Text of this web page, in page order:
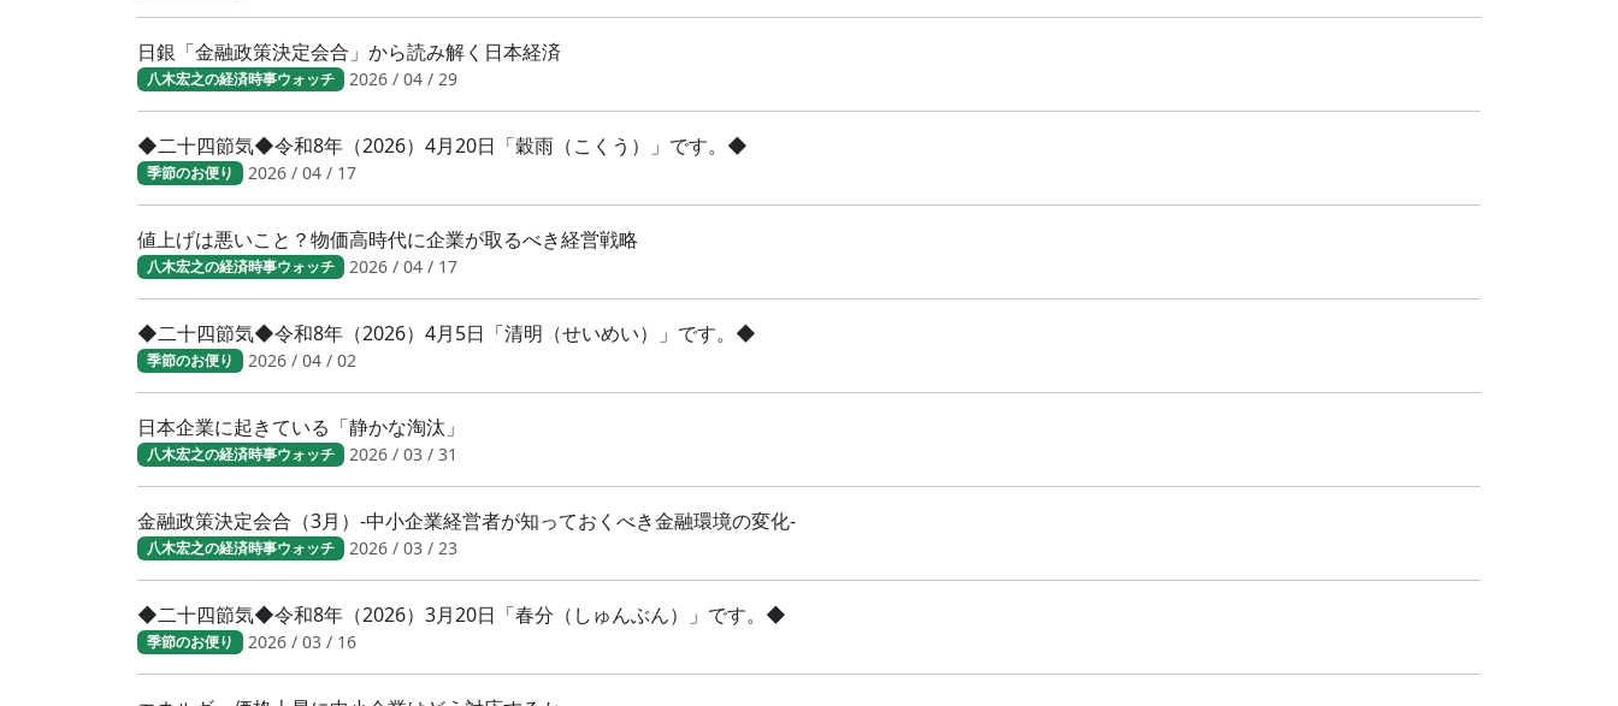
日銀「金融政策決定会合」から読み解く日本経済
八木宏之の経済時事ウォッチ 2026 / 04 / 29
◆二十四節気◆令和8年（2026）4月20日「穀雨（こくう）」です。◆
季節のお便り 2026 / 04 / 17
値上げは悪いこと？物価高時代に企業が取るべき経営戦略
八木宏之の経済時事ウォッチ 2026 / 04 / 17
◆二十四節気◆令和8年（2026）4月5日「清明（せいめい）」です。◆
季節のお便り 2026 / 04 / 02
日本企業に起きている「静かな淘汰」
八木宏之の経済時事ウォッチ 2026 / 03 / 31
金融政策決定会合（3月）-中小企業経営者が知っておくべき金融環境の変化-
八木宏之の経済時事ウォッチ 2026 / 03 / 23
◆二十四節気◆令和8年（2026）3月20日「春分（しゅんぶん）」です。◆
季節のお便り 2026 / 03 / 16